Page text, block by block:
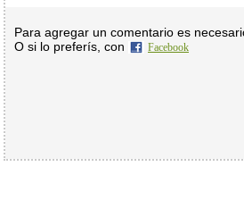
Para agregar un comentario es
O si lo preferís, con
Facebook